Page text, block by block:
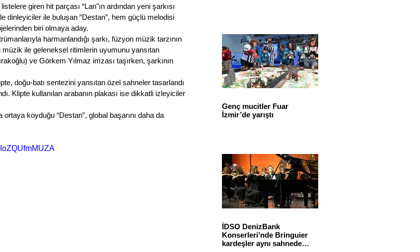
giren hit parçası “Lan"ın ardından yeni şarkısı
dinleyiciler ile buluşan “Destan”, hem güçlü melodisi
biri olmaya aday.
harmanlandığı şarkı, füzyon müzik tarzının
ile geleneksel ritimlerin uyumunu yansıtan
ve Görkem Yılmaz imzası taşırken, şarkının
doğu-batı sentezini yansıtan özel sahneler tasarlandı
Klipte kullanılan arabanın plakası ise dikkatli izleyiciler
koyduğu “Destan”, global başarını daha da
Genç mucitler Fuar
İzmir’de yarıştı
İDSO DenizBank
Konserleri’nde Bringuier
kardeşler aynı sahnede